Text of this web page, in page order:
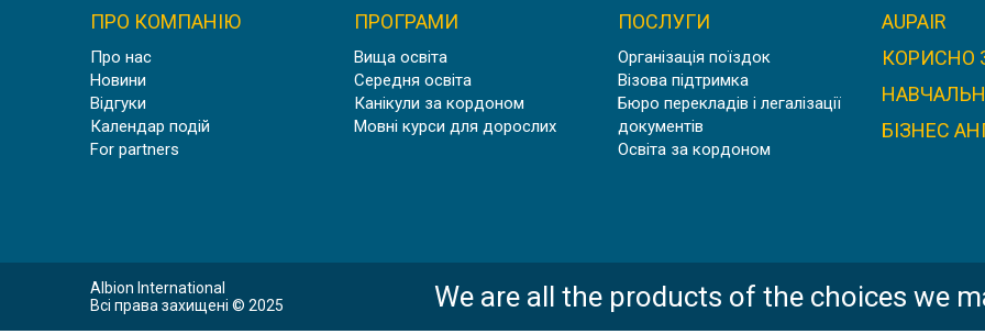
УНІВЕРСИТЕТ У ПРОВАНСІ AIX MARSEILLE
ПРО КОМПАНІЮ
Про нас
Новини
Відгуки
Календар подій
For partners
ПРОГРАМИ
Вища освіта
Середня освіта
Канікули за кордоном
Мовні курси для дорослих
ПОСЛУГИ
Організація поїздок
Візова підтримка
Бюро перекладів і легалізації
документів
Освіта за кордоном
AUPAIR
КОРИСНО
БІЗНЕС
Albion International
Всі права захищені © 2025
We are all the products of the choices we